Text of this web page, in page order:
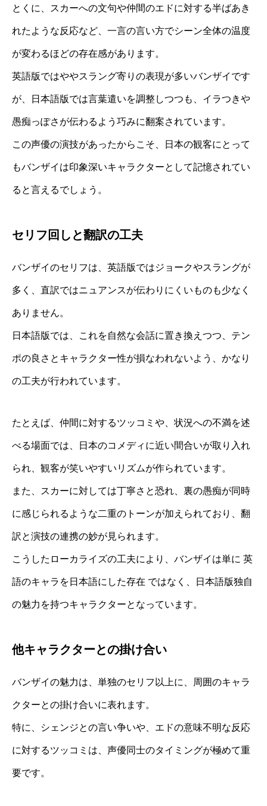
とくに、スカーへの文句や仲間のエドに対する半ばあき
れたような反応など、一言の言い方でシーン全体の温度
が変わるほどの存在感があります。
英語版ではややスラング寄りの表現が多いバンザイです
が、日本語版では言葉遣いを調整しつつも、イラつきや
愚痴っぽさが伝わるよう巧みに翻案されています。
この声優の演技があったからこそ、日本の観客にとって
もバンザイは印象深いキャラクターとして記憶されてい
ると言えるでしょう。
セリフ回しと翻訳の工夫
バンザイのセリフは、英語版ではジョークやスラングが
多く、直訳ではニュアンスが伝わりにくいものも少なく
ありません。
日本語版では、これを自然な会話に置き換えつつ、テン
ポの良さとキャラクター性が損なわれないよう、かなり
の工夫が行われています。
たとえば、仲間に対するツッコミや、状況への不満を述
べる場面では、日本のコメディに近い間合いが取り入れ
られ、観客が笑いやすいリズムが作られています。
また、スカーに対しては丁寧さと恐れ、裏の愚痴が同時
に感じられるような二重のトーンが加えられており、翻
訳と演技の連携の妙が見られます。
こうしたローカライズの工夫により、バンザイは単に 英
語のキャラを日本語にした存在 ではなく、日本語版独自
の魅力を持つキャラクターとなっています。
他キャラクターとの掛け合い
バンザイの魅力は、単独のセリフ以上に、周囲のキャラ
クターとの掛け合いに表れます。
特に、シェンジとの言い争いや、エドの意味不明な反応
に対するツッコミは、声優同士のタイミングが極めて重
要です。